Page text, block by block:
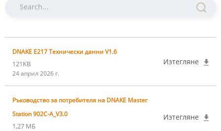
DNAKE E217 Технически данни V1.6
121KB
24 април 2026 г.
Изтегляне
Ръководство за потребителя на DNAKE Master
Station 902C-A_V3.0
1,27 МБ
Изтегляне